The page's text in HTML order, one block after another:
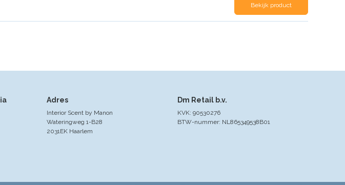
Bekijk product
Adres
Interior Scent by Manon
Wateringweg 1-B28
2031EK Haarlem
Dm Retail b.v.
KVK: 90530276
BTW-nummer: NL865349538B01